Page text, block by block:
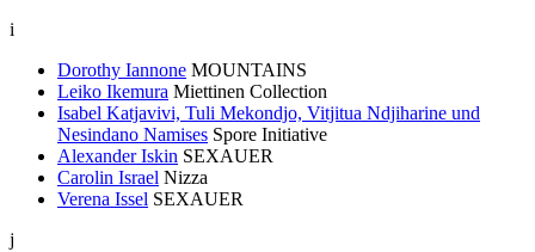
i
Dorothy Iannone MOUNTAINS
Leiko Ikemura Miettinen Collection
Isabel Katjavivi, Tuli Mekondjo, Vitjitua Ndjiharine und
Nesindano Namises Spore Initiative
Alexander Iskin SEXAUER
Carolin Israel Nizza
Verena Issel SEXAUER
j